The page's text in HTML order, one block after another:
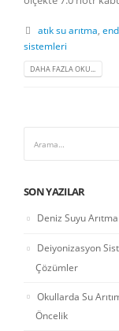
atık su arıtma,
sistemleri
DAHA FAZLA OKU...
SON YAZILAR
Deniz Suyu
Deiyonizasyon
Çözümler
Okullarda Su
Öncelik